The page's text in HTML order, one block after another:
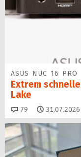
ASUS NUC 16 PRO
Extrem
Lake
79 Kommentare
31.07.2026